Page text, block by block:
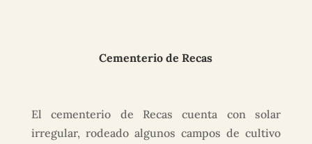
Cementerio de Recas
El cementerio de Recas cuenta con solar
irregular, rodeado algunos campos de cultivo